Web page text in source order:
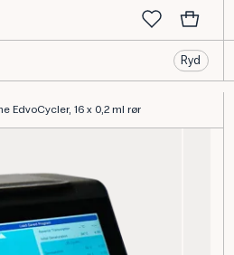
Ryd
EdvoCycler, 16 x 0,2 ml rør